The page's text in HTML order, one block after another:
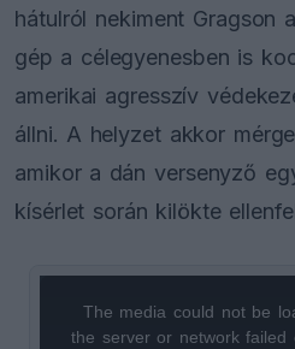
hátulról nekiment Gragson
gép a célegyenesben is
amerikai agresszív
állni. A helyzet akkor
amikor a dán versenyző
kísérlet során kilökte
The media could not be
the server or network